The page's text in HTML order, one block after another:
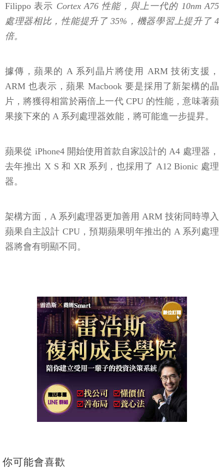
Filippo 表示 Cortex A76 性能，與上一代的 10nm A75
處理器相比，性能提升了 35%，機器學習上提升了 4
倍。
據傳，蘋果的 A 系列晶片將使用 ARM 技術支援，
ARM 也表示，蘋果 Macbook 要是採用了新架構的晶
片，將獲得相當於兩倍上一代 CPU 的性能，意味著蘋
果接下來的 A 系列處理器效能，將可能進一步提昇。
蘋果從 iPhone4 開始使用首款自家設計的 A4 處理器，
去年推出 X S 和 XR 系列，也採用了 A12 Bionic 處理
器。
架構方面，A 系列處理器更加善用 ARM 技術同時導入
蘋果自主設計 CPU，預期蘋果明年推出的 A 系列處理
器將會有明顯不同。
你可能會喜歡